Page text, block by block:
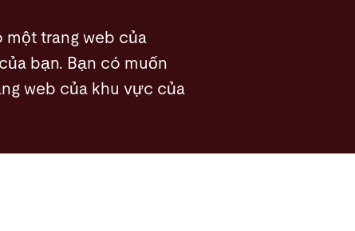
một trang web của
bạn. Bạn có muốn
web của khu vực của